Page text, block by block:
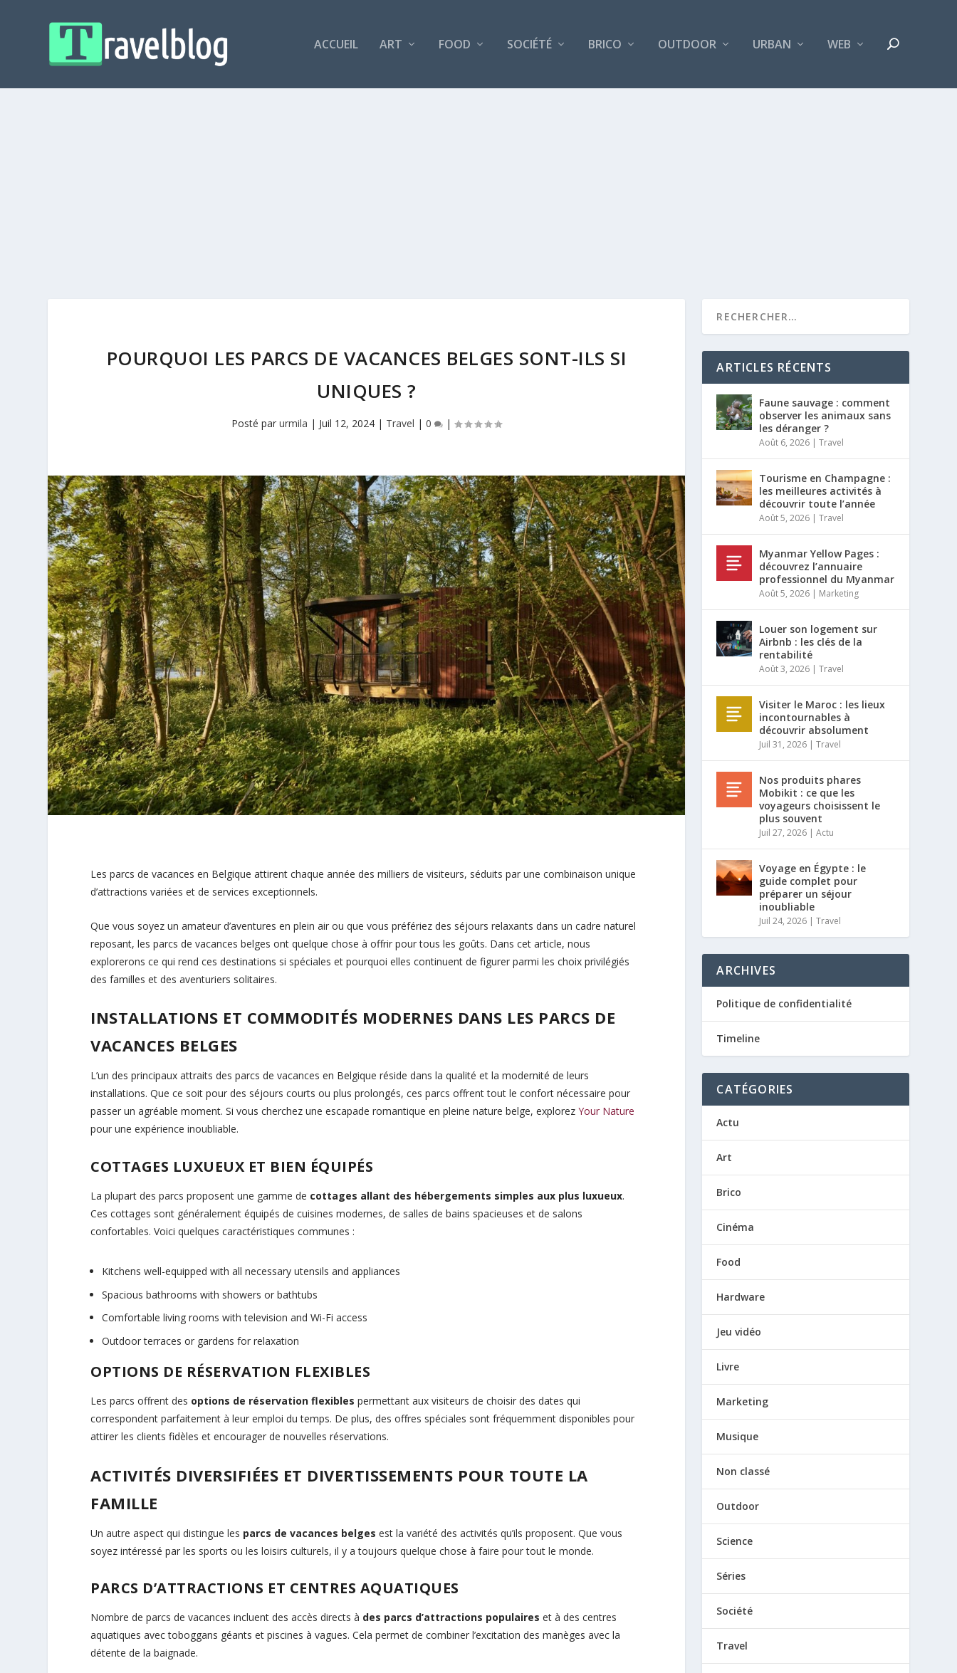
ACCUEIL ART FOOD SOCIÉTÉ BRICO OUTDOOR URBAN WEB
POURQUOI LES PARCS DE VACANCES BELGES SONT-ILS SI
UNIQUES ?
Posté parurmila | Juil 12, 2024 | Travel |0 |
Les parcs de vacances en Belgique attirent chaque année des milliers de visiteurs, séduits par une combinaison unique
d’attractions variées et de services exceptionnels.
Que vous soyez un amateur d’aventures en plein air ou que vous préfériez des séjours relaxants dans un cadre naturel
reposant, les parcs de vacances belges ont quelque chose à offrir pour tous les goûts. Dans cet article, nous
explorerons ce qui rend ces destinations si spéciales et pourquoi elles continuent de figurer parmi les choix privilégiés
des familles et des aventuriers solitaires.
INSTALLATIONS ET COMMODITÉS MODERNES DANS LES PARCS DE
VACANCES BELGES
L’un des principaux attraits des parcs de vacances en Belgique réside dans la qualité et la modernité de leurs
installations. Que ce soit pour des séjours courts ou plus prolongés, ces parcs offrent tout le confort nécessaire pour
passer un agréable moment. Si vous cherchez une escapade romantique en pleine nature belge, explorezYour Nature
pour une expérience inoubliable.
COTTAGES LUXUEUX ET BIEN ÉQUIPÉS
La plupart des parcs proposent une gamme de cottages allant des hébergements simples aux plus luxueux.
Ces cottages sont généralement équipés de cuisines modernes, de salles de bains spacieuses et de salons
confortables. Voici quelques caractéristiques communes :
Kitchens well-equipped with all necessary utensils and appliances
Spacious bathrooms with showers or bathtubs
Comfortable living rooms with television and Wi-Fi access
Outdoor terraces or gardens for relaxation
OPTIONS DE RÉSERVATION FLEXIBLES
Les parcs offrent des options de réservation flexibles permettant aux visiteurs de choisir des dates qui
correspondent parfaitement à leur emploi du temps. De plus, des offres spéciales sont fréquemment disponibles pour
attirer les clients fidèles et encourager de nouvelles réservations.
ACTIVITÉS DIVERSIFIÉES ET DIVERTISSEMENTS POUR TOUTE LA
FAMILLE
Un autre aspect qui distingue les parcs de vacances belges est la variété des activités qu’ils proposent. Que vous
soyez intéressé par les sports ou les loisirs culturels, il y a toujours quelque chose à faire pour tout le monde.
PARCS D’ATTRACTIONS ET CENTRES AQUATIQUES
Nombre de parcs de vacances incluent des accès directs à des parcs d’attractions populaires et à des centres
aquatiques avec toboggans géants et piscines à vagues. Cela permet de combiner l’excitation des manèges avec la
détente de la baignade.
ARTICLES RÉCENTS
Faune sauvage : comment
observer les animaux sans
les déranger ?
Août 6, 2026 |Travel
Tourisme en Champagne :
les meilleures activités à
découvrir toute l’année
Août 5, 2026 |Travel
Myanmar Yellow Pages :
découvrez l’annuaire
professionnel du Myanmar
Août 5, 2026 | Marketing
Louer son logement sur
Airbnb : les clés de la
rentabilité
Août 3, 2026 |Travel
Visiter le Maroc : les lieux
incontournables à
découvrir absolument
Juil 31, 2026 |Travel
Nos produits phares
Mobikit : ce que les
voyageurs choisissent le
plus souvent
Juil 27, 2026 |Actu
Voyage en Égypte : le
guide complet pour
préparer un séjour
inoubliable
Juil 24, 2026 |Travel
ARCHIVES
Politique de confidentialité
Timeline
CATÉGORIES
Actu
Art
Brico
Cinéma
Food
Hardware
Jeu vidéo
Livre
Marketing
Musique
Non classé
Outdoor
Science
Séries
Société
Travel